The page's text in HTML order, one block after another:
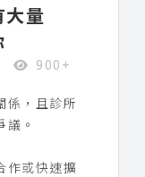
量
900+
係，且診所
。
作或快速擴